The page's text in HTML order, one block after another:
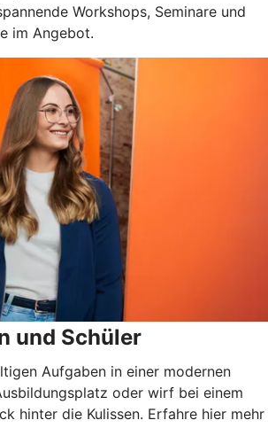
Workshops, Seminare und
im Angebot.
und Schüler
Aufgaben in einer modernen
oder wirf bei einem
hinter die Kulissen. Erfahre hier mehr